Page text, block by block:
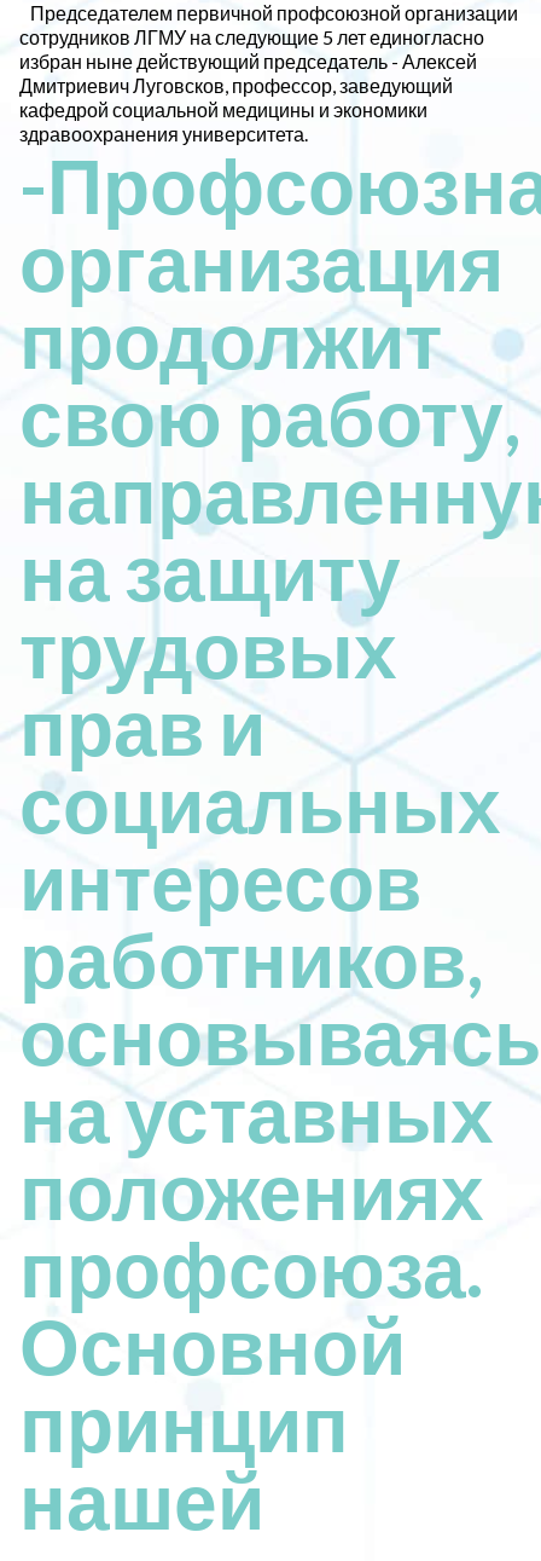
Председателем первичной профсоюзной организации
сотрудников ЛГМУ на следующие 5 лет единогласно
избран ныне действующий председатель - Алексей
Дмитриевич Луговсков, профессор, заведующий
кафедрой социальной медицины и экономики
здравоохранения университета.
-
организация
продолжит
свою работу,
на защиту
трудовых
прав и
социальных
интересов
работников,
основываясь
на уставных
положениях
профсоюза.
Основной
принцип
нашей